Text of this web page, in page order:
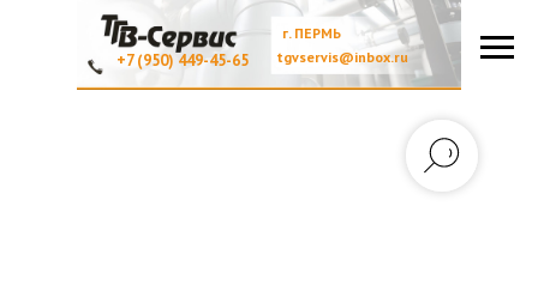
г. ПЕРМЬ
+7 (950) 449-45-65 tgvservis@inbox.ru